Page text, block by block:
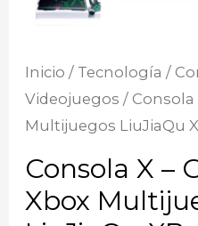
Inicio / Tecnología /
Videojuegos / Consola
Multijuegos LiuJiaQu
Consola X –
Xbox